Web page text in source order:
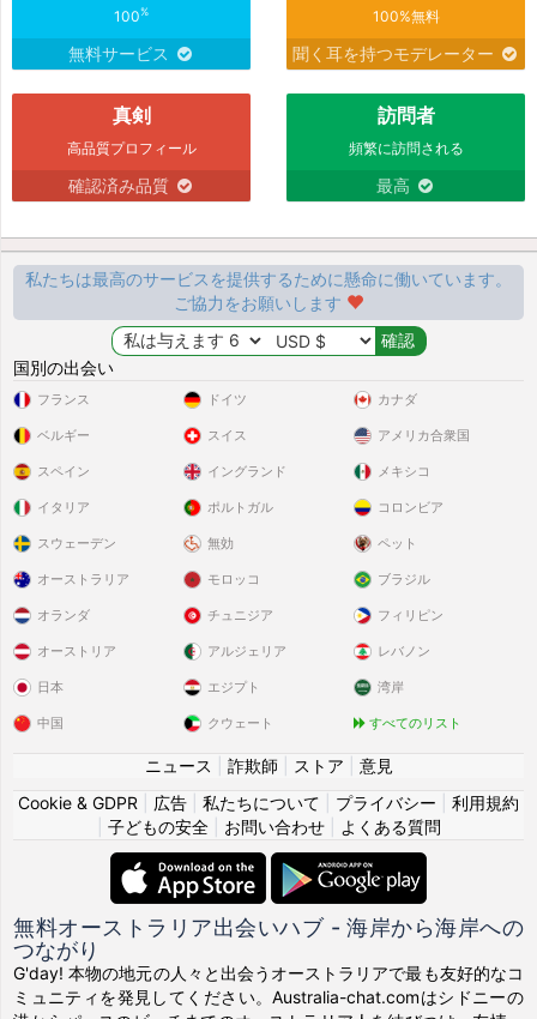
100%
無料サービス
100%無料
聞く耳を持つモデレーター
真剣
高品質プロフィール
確認済み品質
訪問者
頻繁に訪問される
最高
私たちは最高のサービスを提供するために懸命に働いています。
ご協力をお願いします
国別の出会い
フランス
ベルギー
スペイン
イタリア
スウェーデン
ドイツ
スイス
イングランド
ポルトガル
無効
カナダ
アメリカ合衆国
メキシコ
コロンビア
ペット
オーストラリア
オランダ
オーストリア
日本
中国
モロッコ
チュニジア
アルジェリア
エジプト
クウェート
ブラジル
フィリピン
レバノン
湾岸
すべてのリスト
ニュース 詐欺師 ストア
意見
Cookie & GDPR
広告 私たちについて プライバシー
利用規約
子どもの安全| お問い合わせ| よくある質問
無料オーストラリア出会いハブ - 海岸から海岸への
つながり
G'day! 本物の地元の人々と出会うオーストラリアで最も友好的なコ
ミュニティを発見してください。Australia-chat.comはシドニーの